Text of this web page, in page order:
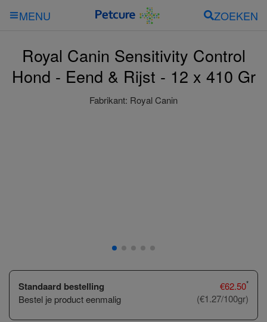
MENU ZOEKEN
Royal Canin Sensitivity Control
Hond - Eend & Rijst - 12 x 410 Gr
Fabrikant: Royal Canin
Standaard bestelling
Bestel je product eenmalig
€62.50*
(€1.27/100gr)